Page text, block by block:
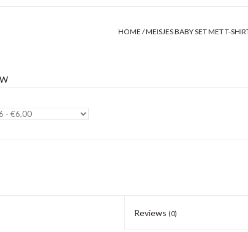
HOME /MEISJES BABY SET MET T-
Reviews (0)